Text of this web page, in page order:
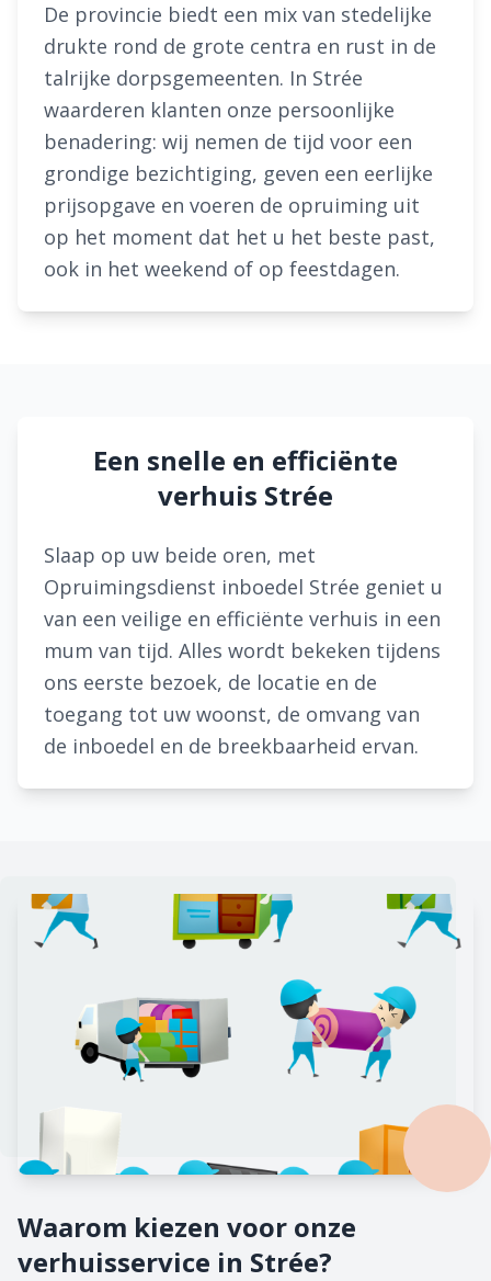
De provincie biedt een mix van stedelijke
drukte rond de grote centra en rust in de
talrijke dorpsgemeenten. In Strée
waarderen klanten onze persoonlijke
benadering: wij nemen de tijd voor een
grondige bezichtiging, geven een eerlijke
prijsopgave en voeren de opruiming uit
op het moment dat het u het beste past,
ook in het weekend of op feestdagen.
Een snelle en efficiënte
verhuis Strée
Slaap op uw beide oren, met
Opruimingsdienst inboedel Strée geniet u
van een veilige en efficiënte verhuis in een
mum van tijd. Alles wordt bekeken tijdens
ons eerste bezoek, de locatie en de
toegang tot uw woonst, de omvang van
de inboedel en de breekbaarheid ervan.
Waarom kiezen voor onze
verhuisservice in Strée?